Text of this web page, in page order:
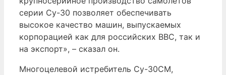
серии Су-30 позволяет обеспечивать
высокое качество машин, выпускаемых
корпорацией как для российских ВВС, так и
на экспорт», – сказал он.
Многоцелевой истребитель Су-30СМ,